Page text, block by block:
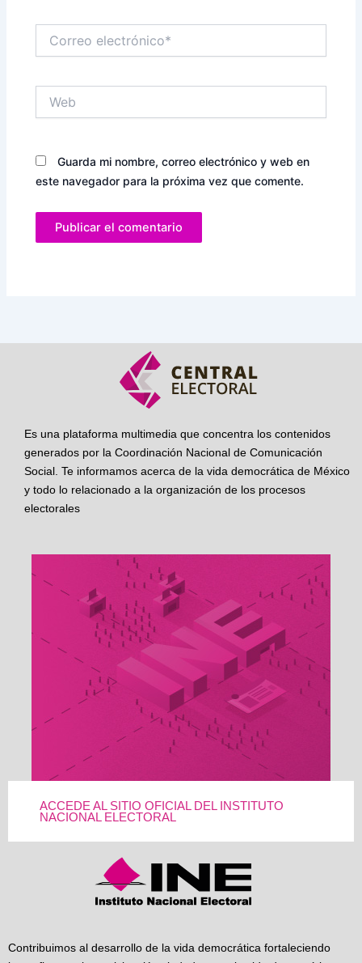
electrónico*
Guarda mi nombre, correo electrónico y web en
este navegador para la próxima vez que comente.
Es una plataforma multimedia que concentra los contenidos
generados por la Coordinación Nacional de Comunicación
Social. Te informamos acerca de la vida democrática de México
y todo lo relacionado a la organización de los procesos
electorales
ACCEDE AL SITIO OFICIAL DEL INSTITUTO
NACIONAL ELECTORAL
Contribuimos al desarrollo de la vida democrática fortaleciendo